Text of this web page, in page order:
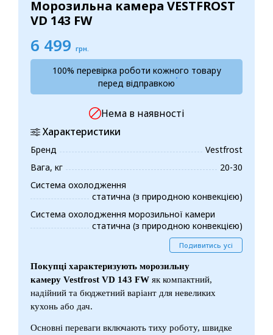
Морозильна камера VESTFROST
VD 143 FW
6 499 грн.
100% перевірка роботи кожного товару
перед відправкою
Нема в наявності
Характеристики
Бренд
Vestfrost
Вага, кг
20-30
Система охолодження
статична (з природною конвекцією)
Система охолодження морозильної камери
статична (з природною конвекцією)
Подивитись усі
Покупці характеризують морозильну
камеру Vestfrost VD 143 FW як компактний,
надійний та бюджетний варіант для невеликих
кухонь або дач.
Основні переваги включають тиху роботу, швидке